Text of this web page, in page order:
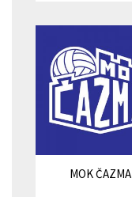
MOK ČAZMA